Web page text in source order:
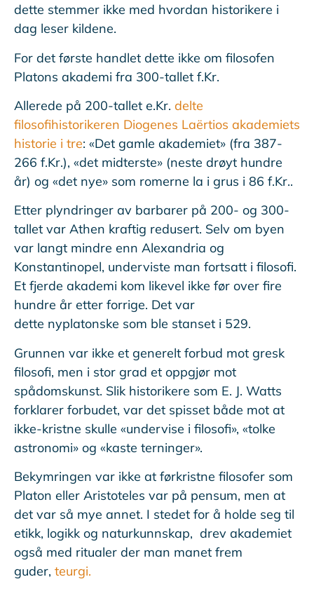
dette stemmer ikke med hvordan historikere i
dag leser kildene.
For det første handlet dette ikke om filosofen
Platons akademi fra 300-tallet f.Kr.
Allerede på 200-tallet e.Kr. delte
filosofihistorikeren Diogenes Laërtios akademiets
historie i tre: «Det gamle akademiet» (fra 387-
266 f.Kr.), «det midterste» (neste drøyt hundre
år) og «det nye» som romerne la i grus i 86 f.Kr..
Etter plyndringer av barbarer på 200- og 300-
tallet var Athen kraftig redusert. Selv om byen
var langt mindre enn Alexandria og
Konstantinopel, underviste man fortsatt i filosofi.
Et fjerde akademi kom likevel ikke før over fire
hundre år etter forrige. Det var
dette nyplatonske som ble stanset i 529.
Grunnen var ikke et generelt forbud mot gresk
filosofi, men i stor grad et oppgjør mot
spådomskunst. Slik historikere som E. J. Watts
forklarer forbudet, var det spisset både mot at
ikke-kristne skulle «undervise i filosofi», «tolke
astronomi» og «kaste terninger».
Bekymringen var ikke at førkristne filosofer som
Platon eller Aristoteles var på pensum, men at
det var så mye annet. I stedet for å holde seg til
etikk, logikk og naturkunnskap, drev akademiet
også med ritualer der man manet frem
guder, teurgi.